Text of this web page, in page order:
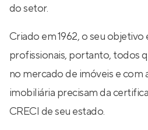
do setor.
Criado em 1962, o seu
profissionais, portanto, todos
no mercado de imóveis e com
imobiliária precisam da
CRECI de seu estado.